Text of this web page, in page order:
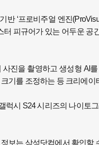
반 ‘프로비주얼 엔진
터 피규어가 있는 어두운
진을 촬영하고 생성형 AI
기를 조정하는 등 크리에
갤럭시 S24 시리즈의 나이
보는 삼성닷컴에서 확인할